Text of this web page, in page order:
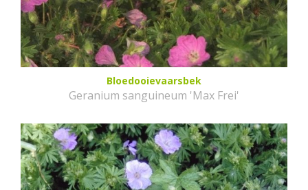
Bloedooievaarsbek
Geranium sanguineum 'Max Frei'